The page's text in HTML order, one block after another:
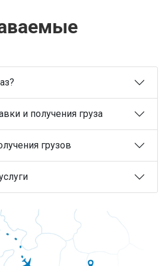
и получения груза
грузов